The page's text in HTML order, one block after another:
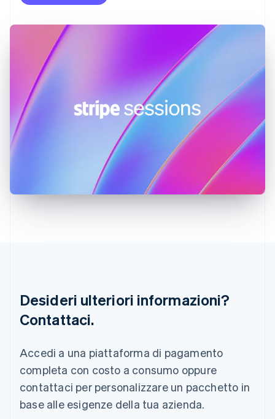
Desideri ulteriori informazioni?
Contattaci.
Accedi a una piattaforma di pagamento
completa con costo a consumo oppure
contattaci per personalizzare un pacchetto in
base alle esigenze della tua azienda.
Francia
Germania
Deutsch
Giappone
日本語
Gibilterra
English
Malaysia
English简体中文
Malta
Messico
Español
Norvegia
English
Nuova Zelanda